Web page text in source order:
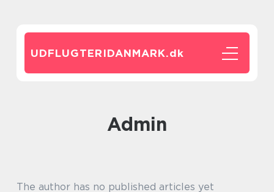
UDFLUGTERIDANMARK.dk
admin
The author has no published articles yet